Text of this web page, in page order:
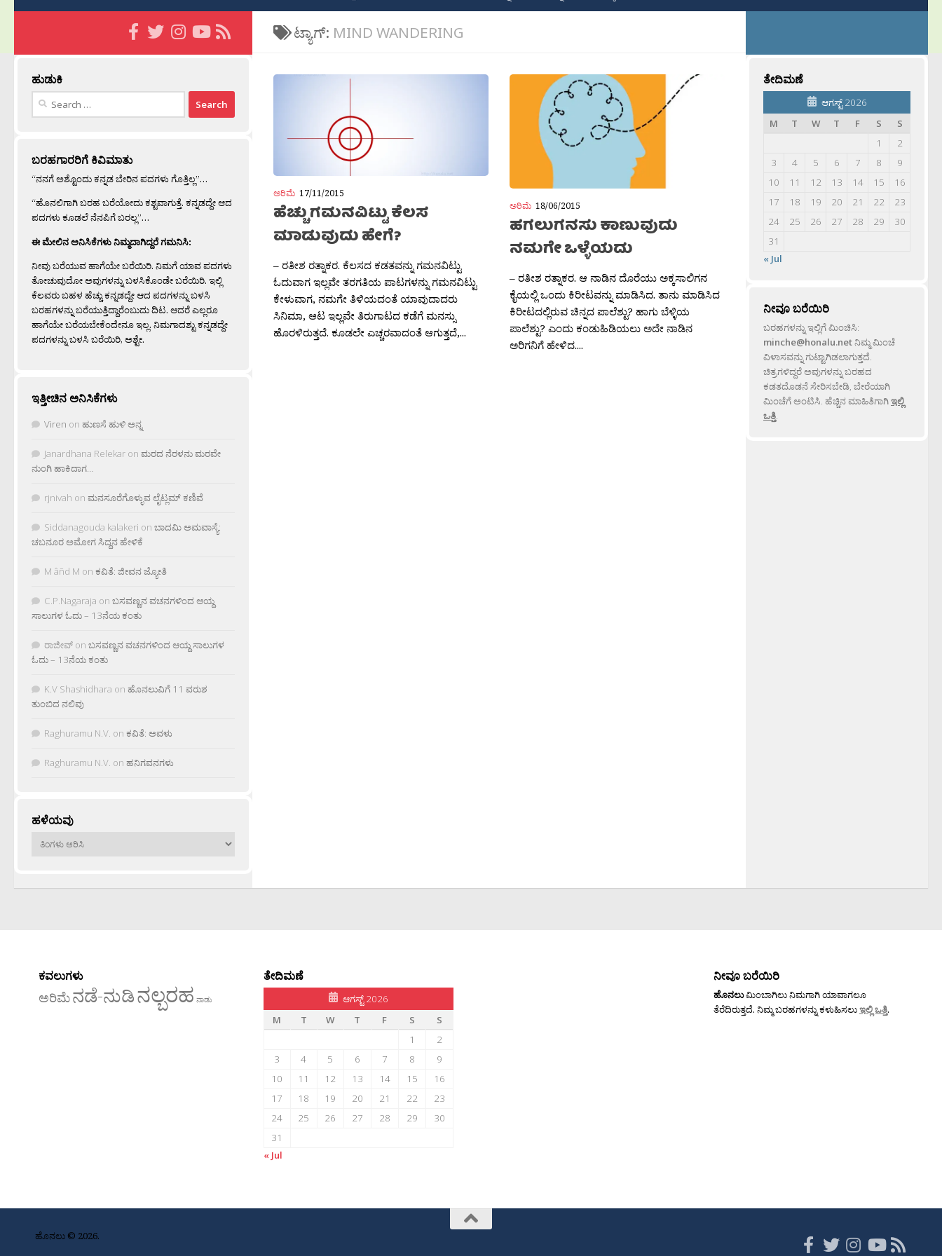
ಟ್ಯಾಗ್: MIND WANDERING
ಅರಿಮೆ 17/11/2015
ಹೆಚ್ಚು ಗಮನವಿಟ್ಟು ಕೆಲಸ
ಮಾಡುವುದು ಹೇಗೆ?
– ರತೀಶ ರತ್ನಾಕರ. ಕೆಲಸದ ಕಡತವನ್ನು ಗಮನವಿಟ್ಟು
ಓದುವಾಗ ಇಲ್ಲವೇ ತರಗತಿಯ ಪಾಟಗಳನ್ನು ಗಮನವಿಟ್ಟು
ಕೇಳುವಾಗ, ನಮಗೇ ತಿಳಿಯದಂತೆ ಯಾವುದಾದರು
ಸಿನಿಮಾ, ಆಟ ಇಲ್ಲವೇ ತಿರುಗಾಟದ ಕಡೆಗೆ ಮನಸ್ಸು
ಹೊರಳಿರುತ್ತದೆ. ಕೂಡಲೇ ಎಚ್ಚರವಾದಂತೆ ಆಗುತ್ತದೆ,...
ಅರಿಮೆ 18/06/2015
ಹಗಲುಗನಸು ಕಾಣುವುದು
ನಮಗೇ ಒಳ್ಳೆಯದು
– ರತೀಶ ರತ್ನಾಕರ. ಆ ನಾಡಿನ ದೊರೆಯು ಅಕ್ಕಸಾಲಿಗನ
ಕೈಯಲ್ಲಿ ಒಂದು ಕಿರೀಟವನ್ನು ಮಾಡಿಸಿದ. ತಾನು ಮಾಡಿಸಿದ
ಕಿರೀಟದಲ್ಲಿರುವ ಚಿನ್ನದ ಪಾಲೆಶ್ಟು? ಹಾಗು ಬೆಳ್ಳಿಯ
ಪಾಲೆಶ್ಟು? ಎಂದು ಕಂಡುಹಿಡಿಯಲು ಅದೇ ನಾಡಿನ
ಅರಿಗನಿಗೆ ಹೇಳಿದ....
ಹುಡುಕಿ
Search
ಬರಹಗಾರರಿಗೆ ಕಿವಿಮಾತು
“ನನಗೆ ಅಶ್ಟೊಂದು ಕನ್ನಡ ಬೇರಿನ ಪದಗಳು ಗೊತ್ತಿಲ್ಲ”…
“ಹೊನಲಿಗಾಗಿ ಬರಹ ಬರೆಯೋದು ಕಶ್ಟವಾಗುತ್ತೆ. ಕನ್ನಡದ್ದೇ ಆದ
ಪದಗಳು ಕೂಡಲೆ ನೆನಪಿಗೆ ಬರಲ್ಲ”…
ಈ ಮೇಲಿನ ಅನಿಸಿಕೆಗಳು ನಿಮ್ಮದಾಗಿದ್ದರೆ ಗಮನಿಸಿ:
ನೀವು ಬರೆಯುವ ಹಾಗೆಯೇ ಬರೆಯಿರಿ. ನಿಮಗೆ ಯಾವ ಪದಗಳು
ತೋಚುವುದೋ ಅವುಗಳನ್ನು ಬಳಸಿಕೊಂಡೇ ಬರೆಯಿರಿ. ಇಲ್ಲಿ
ಕೆಲವರು ಬಹಳ ಹೆಚ್ಚು ಕನ್ನಡದ್ದೇ ಆದ ಪದಗಳನ್ನು ಬಳಸಿ
ಬರಹಗಳನ್ನು ಬರೆಯುತ್ತಿದ್ದಾರೆಂಬುದು ದಿಟ. ಆದರೆ ಎಲ್ಲರೂ
ಹಾಗೆಯೇ ಬರೆಯಬೇಕೆಂದೇನೂ ಇಲ್ಲ. ನಿಮಗಾದಶ್ಟು ಕನ್ನಡದ್ದೇ
ಪದಗಳನ್ನು ಬಳಸಿ ಬರೆಯಿರಿ, ಅಶ್ಟೇ.
ಇತ್ತೀಚಿನ ಅನಿಸಿಕೆಗಳು
Viren on ಹುಣಸೆ ಹುಳಿ ಅನ್ನ
Janardhana Relekar on ಮರದ ನೆರಳನು ಮರವೇ
ನುಂಗಿ ಹಾಕಿದಾಗ…
rjnivah on ಮನಸೂರೆಗೊಳ್ಳುವ ಲೈಟ್ಲಮ್ ಕಣಿವೆ
Siddanagouda kalakeri on ಬಾದಮಿ ಅಮವಾಸ್ಯೆ:
ಚಬನೂರ ಅಮೋಗ ಸಿದ್ದನ ಹೇಳಿಕೆ
M âñd M on ಕವಿತೆ: ಜೀವನ ಜ್ಯೋತಿ
C.P.Nagaraja on ಬಸವಣ್ಣನ ವಚನಗಳಿಂದ ಆಯ್ದ
ಸಾಲುಗಳ ಓದು – 13ನೆಯ ಕಂತು
ರಾಜೀವ್ on ಬಸವಣ್ಣನ ವಚನಗಳಿಂದ ಆಯ್ದ ಸಾಲುಗಳ
ಓದು – 13ನೆಯ ಕಂತು
K.V Shashidhara on ಹೊನಲುವಿಗೆ 11 ವರುಶ
ತುಂಬಿದ ನಲಿವು
Raghuramu N.V. on ಕವಿತೆ: ಅವಳು
Raghuramu N.V. on ಹನಿಗವನಗಳು
ಹಳೆಯವು
ಹಳೆಯವು
ತೇದಿಮಣೆ
ಆಗಸ್ಟ್ 2026
M
T W T F S
S
1
2
3
4 5 6 7 8
9
10
11 12 13 14 15
16
17
18 19 20 21 22
23
24
25 26 27 28 29
30
31
« Jul
ನೀವೂ ಬರೆಯಿರಿ
ಬರಹಗಳನ್ನು ಇಲ್ಲಿಗೆ ಮಿಂಚಿಸಿ:
minche@honalu.netನಿಮ್ಮ ಮಿಂಚೆ
ವಿಳಾಸವನ್ನು ಗುಟ್ಟಾಗಿಡಲಾಗುತ್ತದೆ.
ಚಿತ್ರಗಳಿದ್ದರೆ ಅವುಗಳನ್ನು ಬರಹದ
ಕಡತದೊಡನೆ ಸೇರಿಸಬೇಡಿ, ಬೇರೆಯಾಗಿ
ಮಿಂಚೆಗೆ ಅಂಟಿಸಿ. ಹೆಚ್ಚಿನ ಮಾಹಿತಿಗಾಗಿಇಲ್ಲಿ
ಒತ್ತಿ.
ಕವಲುಗಳು
ಅರಿಮೆನಡೆ-ನುಡಿನಲ್ಬರಹ ನಾಡು
ತೇದಿಮಣೆ
ಆಗಸ್ಟ್ 2026
M
T W T F S
S
1
2
3
4 5 6 7 8
9
10
11 12 13 14 15
16
17
18 19 20 21 22
23
24
25 26 27 28 29
30
31
« Jul
ನೀವೂ ಬರೆಯಿರಿ
ಹೊನಲುಮಿಂಬಾಗಿಲು ನಿಮಗಾಗಿ ಯಾವಾಗಲೂ
ತೆರೆದಿರುತ್ತದೆ. ನಿಮ್ಮ ಬರಹಗಳನ್ನು ಕಳುಹಿಸಲುಇಲ್ಲಿ ಒತ್ತಿ.
ಹೊನಲು © 2026.